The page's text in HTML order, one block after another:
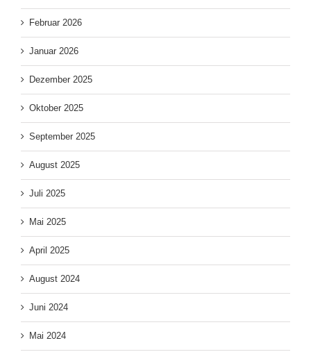
Februar 2026
Januar 2026
Dezember 2025
Oktober 2025
September 2025
August 2025
Juli 2025
Mai 2025
April 2025
August 2024
Juni 2024
Mai 2024